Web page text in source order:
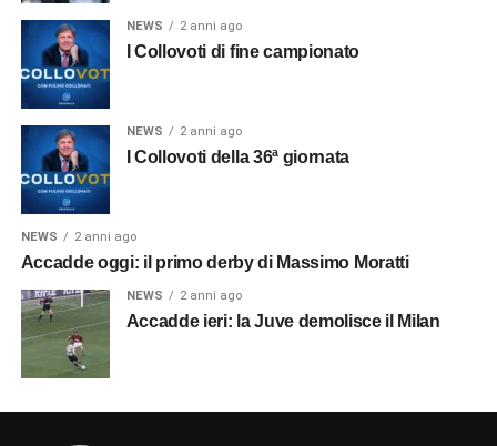
NEWS 2 anni ago
I Collovoti di fine campionato
NEWS 2 anni ago
I Collovoti della 36ª giornata
NEWS 2 anni ago
Accadde oggi: il primo derby di Massimo Moratti
NEWS 2 anni ago
Accadde ieri: la Juve demolisce il Milan